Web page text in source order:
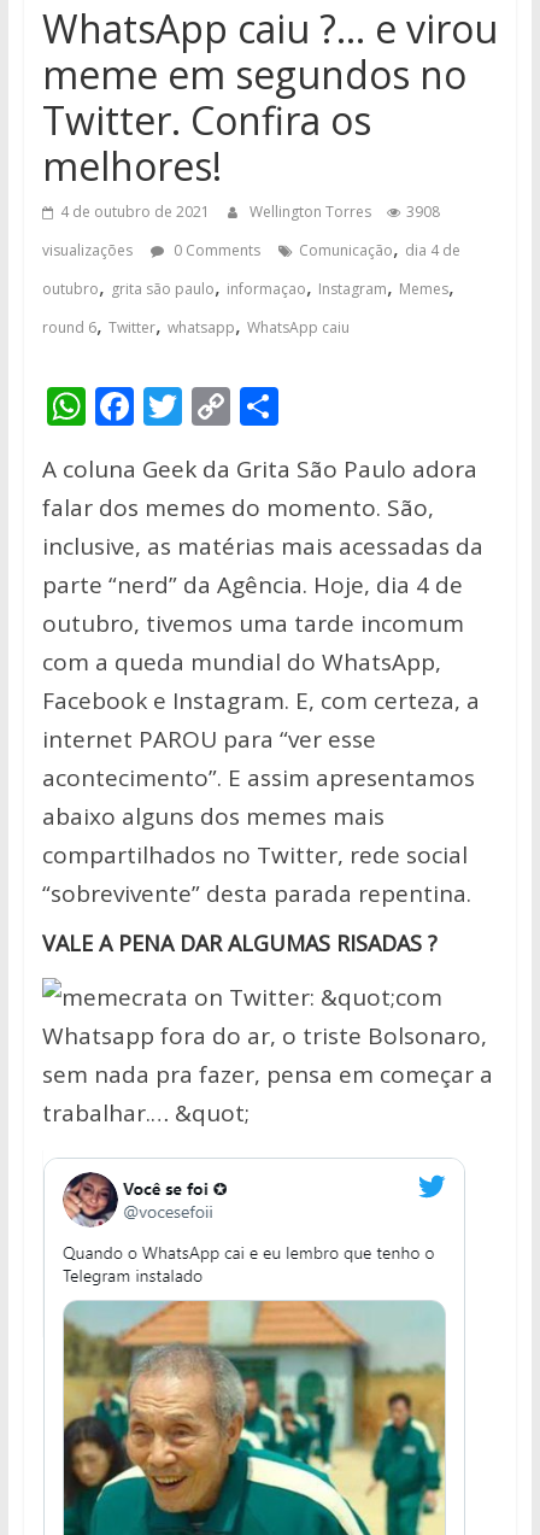
WhatsApp caiu ?… e virou
meme em segundos no
Twitter. Confira os
melhores!
4 de outubro de 2021 Wellington Torres
3908
visualizações
0 Comments Comunicação, dia 4 de
outubro, grita são paulo, informaçao, Instagram, Memes,
round 6, Twitter, whatsapp, WhatsApp caiu
W
at
s
A
p
p
F
e
b
o
o
k
T
itt
er
C
p
y
Li
n
k
S
ar
e
A coluna Geek da Grita São Paulo adora
falar dos memes do momento. São,
inclusive, as matérias mais acessadas da
parte “nerd” da Agência. Hoje, dia 4 de
outubro, tivemos uma tarde incomum
com a queda mundial do WhatsApp,
Facebook e Instagram. E, com certeza, a
internet PAROU para “ver esse
acontecimento”. E assim apresentamos
abaixo alguns dos memes mais
compartilhados no Twitter, rede social
“sobrevivente” desta parada repentina.
VALE A PENA DAR ALGUMAS RISADAS ?